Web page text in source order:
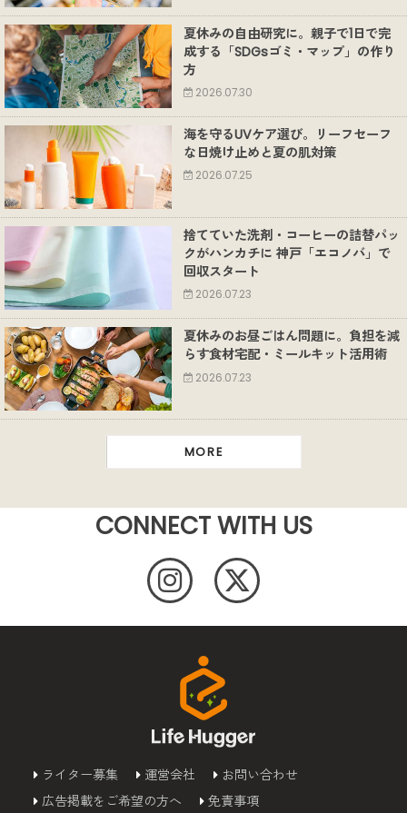
夏休みの自由研究に。親子で1日で完
成する「SDGsゴミ・マップ」の作り
方
2026.07.30
海を守るUVケア選び。リーフセーフ
な日焼け止めと夏の肌対策
2026.07.25
捨てていた洗剤・コーヒーの詰替パッ
クがハンカチに 神戸「エコノバ」で
回収スタート
2026.07.23
夏休みのお昼ごはん問題に。負担を減
らす食材宅配・ミールキット活用術
2026.07.23
MORE
CONNECT WITH US
ライター募集 運営会社
お問い合わせ
広告掲載をご希望の方へ
免責事項